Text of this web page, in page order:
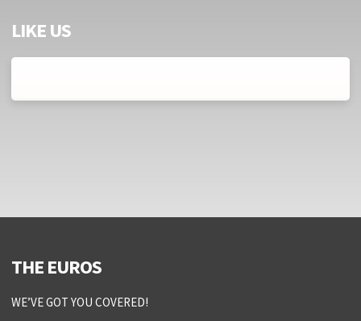
LIKE US
THE EUROS
WE’VE GOT YOU COVERED!